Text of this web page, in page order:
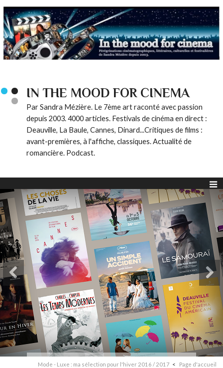
IN THE MOOD FOR CINEMA
Par Sandra Mézière. Le 7ème art raconté avec passion
depuis 2003. 4000 articles. Festivals de cinéma en direct :
Deauville, La Baule, Cannes, Dinard...Critiques de films :
avant-premières, à l'affiche, classiques. Actualité de
romancière. Podcast.
Mode - Luxe : ma sélection pour l'hiver 2016 / 2017 Page d'accueil